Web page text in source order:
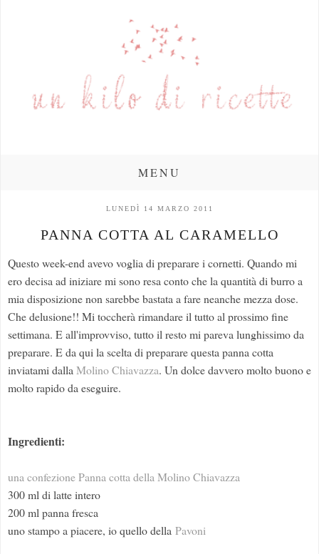
MENU
LUNEDÌ 14 MARZO 2011
PANNA COTTA AL CARAMELLO
Questo week-end avevo voglia di preparare i cornetti. Quando mi
ero decisa ad iniziare mi sono resa conto che la quantità di burro a
mia disposizione non sarebbe bastata a fare neanche mezza dose.
Che delusione!! Mi toccherà rimandare il tutto al prossimo fine
settimana. E all'improvviso, tutto il resto mi pareva lunghissimo da
preparare. E da qui la scelta di preparare questa panna cotta
inviatami dallaMolino Chiavazza. Un dolce davvero molto buono e
molto rapido da eseguire.
Ingredienti:
una confezione Panna cotta della Molino Chiavazza
300 ml di latte intero
200 ml panna fresca
uno stampo a piacere, io quello della Pavoni